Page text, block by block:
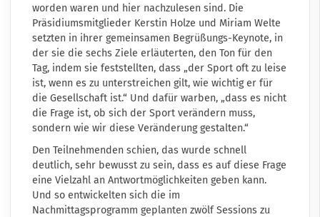
worden waren und hier nachzulesen sind. Die
Präsidiumsmitglieder Kerstin Holze und Miriam Welte
setzten in ihrer gemeinsamen Begrüßungs-Keynote, in
der sie die sechs Ziele erläuterten, den Ton für den
Tag, indem sie feststellten, dass „der Sport oft zu leise
ist, wenn es zu unterstreichen gilt, wie wichtig er für
die Gesellschaft ist.“ Und dafür warben, „dass es nicht
die Frage ist, ob sich der Sport verändern muss,
sondern wie wir diese Veränderung gestalten.“
Den Teilnehmenden schien, das wurde schnell
deutlich, sehr bewusst zu sein, dass es auf diese Frage
eine Vielzahl an Antwortmöglichkeiten geben kann.
Und so entwickelten sich die im
Nachmittagsprogramm geplanten zwölf Sessions zu